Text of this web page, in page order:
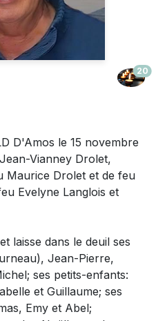
20
D'Amos le 15 novembre
Vianney Drolet,
Maurice Drolet et de feu
Evelyne Langlois et
laisse dans le deuil ses
Jean-Pierre,
ses petits-enfants:
et Guillaume; ses
Emy et Abel;